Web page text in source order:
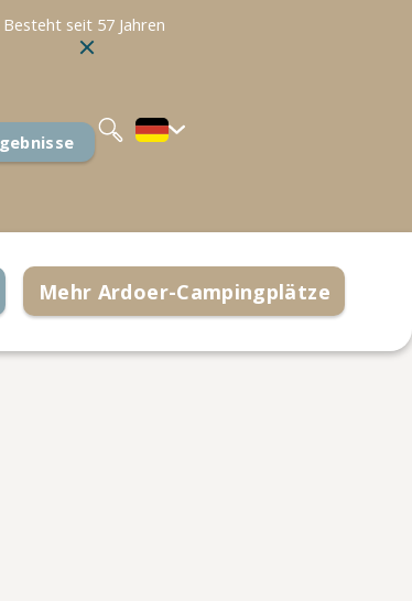
Besteht seit 57 Jahren
Nederlands
Français
Mehr Ardoer-Campingplätze